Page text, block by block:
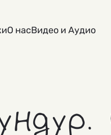
О насВидео и Аудио